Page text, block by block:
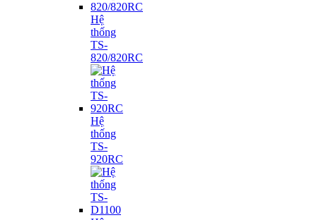
Hệ
thống
TS-
820/820RC
Hệ
thống
TS-
920RC